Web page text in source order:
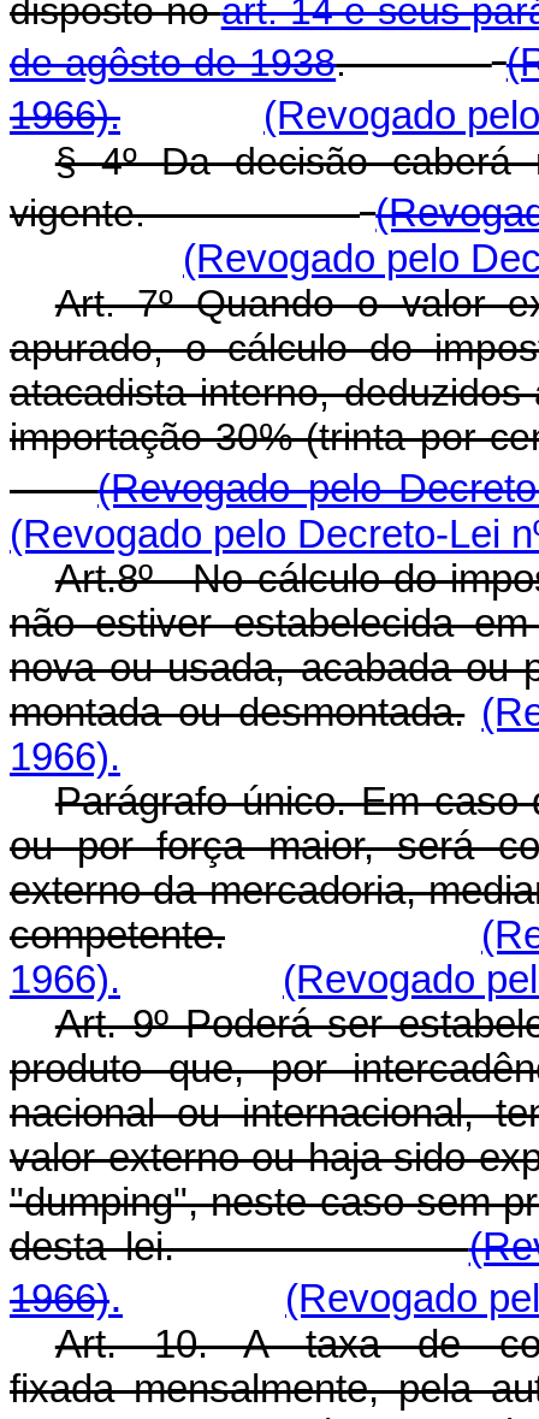
disposto noart. 14 e seus
de agôsto de 1938.
1966).
(Revogado
§ 4º Da decisão caberá
vigente.
(Revogado pelo
Art. 7º Quando o valor
apurado, o cálculo do
atacadista interno,
importação 30% (trinta por
(Revogado pelo
(Revogado pelo Decreto-Lei
Art.8º - No cálculo do
não estiver estabelecida
nova ou usada, acabada ou
montada ou desmontada.
1966).
Parágrafo único. Em
ou por força maior, será
externo da mercadoria,
competente.
1966).
(Revogado
Art. 9º Poderá ser
produto que, por
nacional ou internacional,
valor externo ou haja sido
"dumping", neste caso sem
desta lei.
1966).
(Revogado
Art. 10. A taxa de
fixada mensalmente, pela